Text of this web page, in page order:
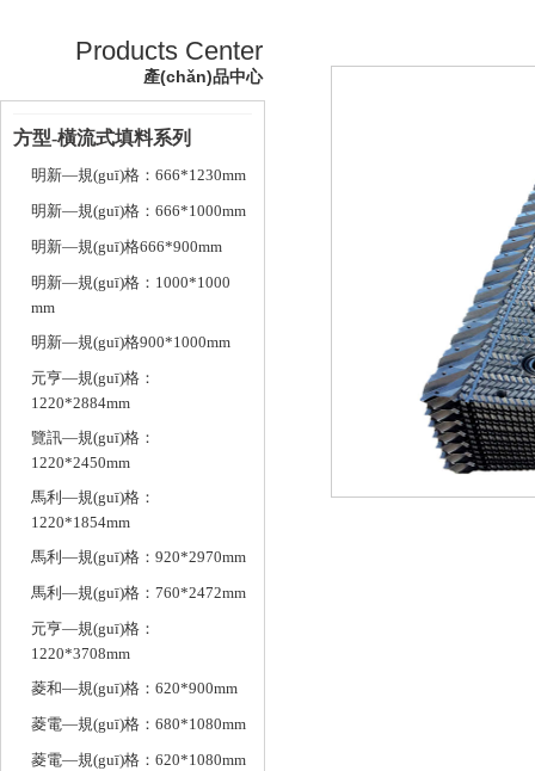
Products Center
產(chǎn)品中心
方型-橫流式填料系列
明新—規(guī)格：666*1230mm
明新—規(guī)格：666*1000mm
明新—規(guī)格666*900mm
明新—規(guī)格：1000*1000
mm
明新—規(guī)格900*1000mm
元亨—規(guī)格：
1220*2884mm
覽訊—規(guī)格：
1220*2450mm
馬利—規(guī)格：
1220*1854mm
馬利—規(guī)格：920*2970mm
馬利—規(guī)格：760*2472mm
元亨—規(guī)格：
1220*3708mm
菱和—規(guī)格：620*900mm
菱電—規(guī)格：680*1080mm
菱電—規(guī)格：620*1080mm